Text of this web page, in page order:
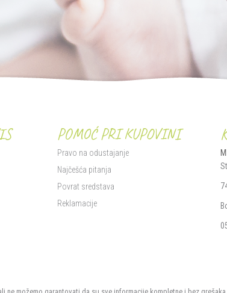
POMOĆ PRI KUPOVINI
Pravo na odustajanje
Najčešća pitanja
Povrat sredstava
Reklamacije